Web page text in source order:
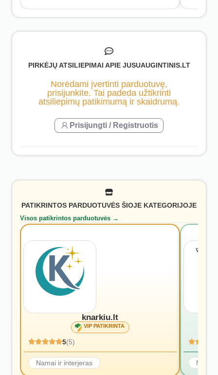
PIRKĖJŲ ATSILIEPIMAI APIE JUSUAUGINTINIS.LT
Norėdami įvertinti parduotuvę,
prisijunkite. Tai padeda užtikrinti
atsiliepimų patikimumą ir skaidrumą.
Prisijungti / Registruotis
PATIKRINTOS PARDUOTUVĖS ŠIOJE KATEGORIJOJE
Visos patikrintos parduotuvės →
knarkiu.lt
VIP PATIKRINTA
5(5)
Namai ir interjeras